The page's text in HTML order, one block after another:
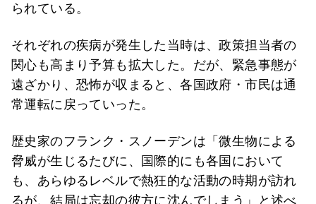
られている。
それぞれの疾病が発生した当時は、政策担当者の
関心も高まり予算も拡大した。だが、緊急事態が
遠ざかり、恐怖が収まると、各国政府・市民は通
常運転に戻っていった。
歴史家のフランク・スノーデンは「微生物による
脅威が生じるたびに、国際的にも各国において
も、あらゆるレベルで熱狂的な活動の時期が訪れ
るが、結局は忘却の彼方に沈んでしまう」と述べ